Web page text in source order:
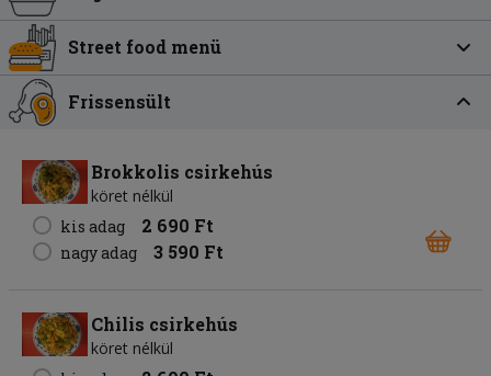
Street food menü
Frissensült
Brokkolis csirkehús
köret nélkül
kis adag
2 690 Ft
nagy adag 3 590 Ft
Chilis csirkehús
köret nélkül